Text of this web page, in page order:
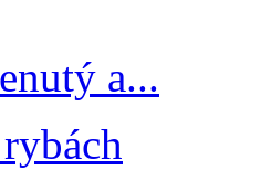
a...